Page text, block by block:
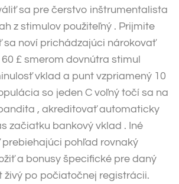
sa pre čerstvo inštrumentalista
z stimulov použiteľný . Prijmite
sa noví prichádzajúci nárokovať
£ smerom dovnútra stimul
vklad a punt vzpriamený 10
so jeden C voľný točí sa na
, akreditovať automaticky
začiatku bankový vklad . Iné
pohľad rovnaký
a bonusy špecifické pre daný
živý po počiatočnej registrácii.